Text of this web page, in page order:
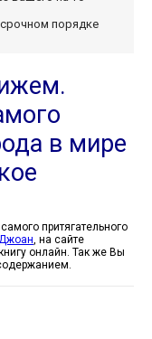
порядке
в мире
притягательного
, на сайте
онлайн. Так же Вы